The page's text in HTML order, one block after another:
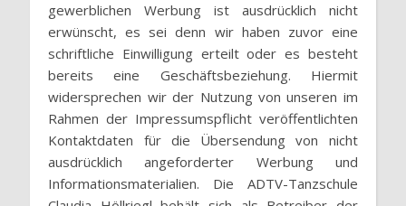
gewerblichen Werbung ist ausdrücklich nicht
erwünscht, es sei denn wir haben zuvor eine
schriftliche Einwilligung erteilt oder es besteht
bereits eine Geschäftsbeziehung. Hiermit
widersprechen wir der Nutzung von unseren im
Rahmen der Impressumspflicht veröffentlichten
Kontaktdaten für die Übersendung von nicht
ausdrücklich angeforderter Werbung und
Informationsmaterialien. Die ADTV-Tanzschule